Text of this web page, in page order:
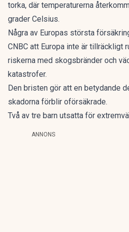
torka, där temperaturerna
grader Celsius.
Några av Europas största
CNBC att Europa inte är tillräckligt
riskerna med skogsbränder och
katastrofer.
Den bristen gör att en betydande
skadorna förblir oförsäkrade.
Två av tre barn utsatta för
ANNONS